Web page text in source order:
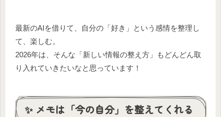
最新のAIを借りて、自分の「好き」という感情を整理し
て、楽しむ。
2026年は、そんな「新しい情報の整え方」もどんどん取
り入れていきたいなと思っています！
✨ メモは「今の自分」を整えてくれる